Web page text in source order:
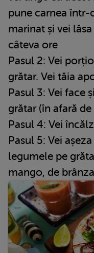
pune carnea într-
marinat și vei
câteva ore
Pasul 2: Vei
grătar. Vei tăia
Pasul 3: Vei face
grătar (în afară
Pasul 4: Vei
Pasul 5: Vei
legumele pe
mango, de